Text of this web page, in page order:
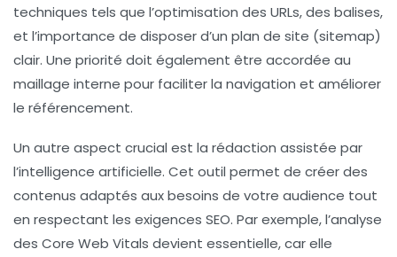
techniques tels que l’optimisation des URLs, des balises,
et l’importance de disposer d’un plan de site (sitemap)
clair. Une priorité doit également être accordée au
maillage interne pour faciliter la navigation et améliorer
le référencement.
Un autre aspect crucial est la rédaction assistée par
l’intelligence artificielle. Cet outil permet de créer des
contenus adaptés aux besoins de votre audience tout
en respectant les exigences SEO. Par exemple, l’analyse
des Core Web Vitals devient essentielle, car elle